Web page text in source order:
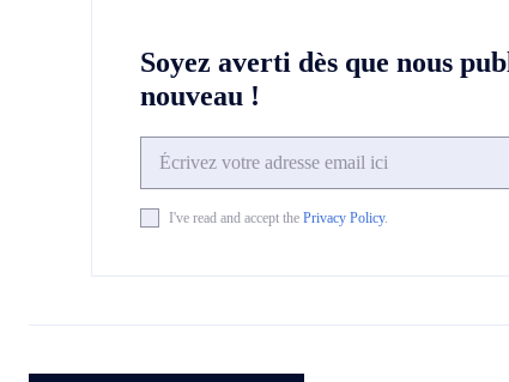
Soyez averti dès que nous
nouveau !
I've read and accept the Privacy Policy.